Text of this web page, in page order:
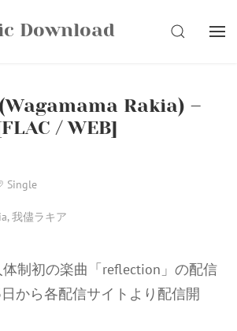
Download SEARCH
Rakia) –
/ WEB]
Single
,我儘ラキア
制初の楽曲「reflection」の配信
から各配信サイトより配信開